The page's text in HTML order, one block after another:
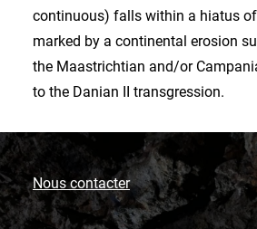
continuous) falls within a hiatus
marked by a continental erosion
the Maastrichtian and/or
to the Danian II transgression.
Nous contacter